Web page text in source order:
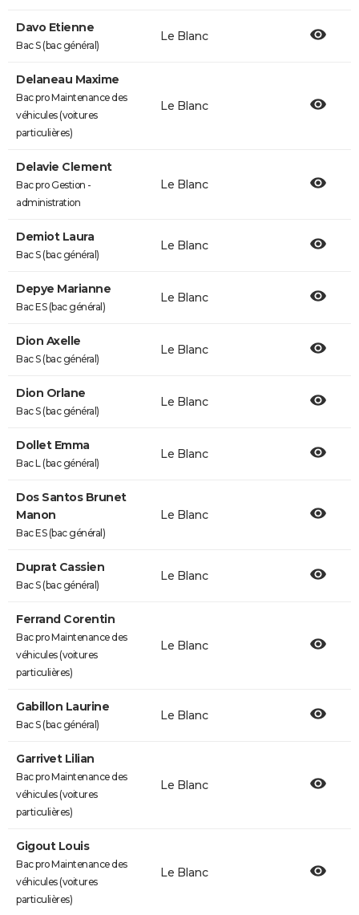
Davo Etienne
Bac S (bac général)
Le Blanc
Delaneau Maxime
Bac pro Maintenance des
véhicules (voitures
particulières)
Le Blanc
Delavie Clement
Bac pro Gestion -
administration
Le Blanc
Demiot Laura
Bac S (bac général)
Le Blanc
Depye Marianne
Bac ES (bac général)
Le Blanc
Dion Axelle
Bac S (bac général)
Le Blanc
Dion Orlane
Bac S (bac général)
Le Blanc
Dollet Emma
Bac L (bac général)
Le Blanc
Dos Santos Brunet
Manon
Bac ES (bac général)
Le Blanc
Duprat Cassien
Bac S (bac général)
Le Blanc
Ferrand Corentin
Bac pro Maintenance des
véhicules (voitures
particulières)
Le Blanc
Gabillon Laurine
Bac S (bac général)
Le Blanc
Garrivet Lilian
Bac pro Maintenance des
véhicules (voitures
particulières)
Le Blanc
Gigout Louis
Bac pro Maintenance des
véhicules (voitures
particulières)
Le Blanc